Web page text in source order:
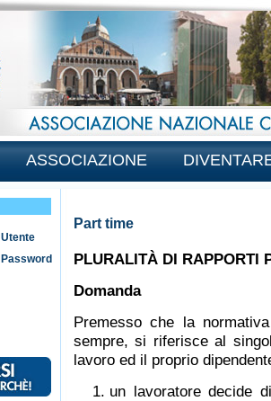
ASSOCIAZIONE
Utente
Password
Part time
PLURALITÀ DI RAPPORTI
Domanda
Premesso che la
sempre, si riferisce al
lavoro ed il proprio
un lavoratore decide